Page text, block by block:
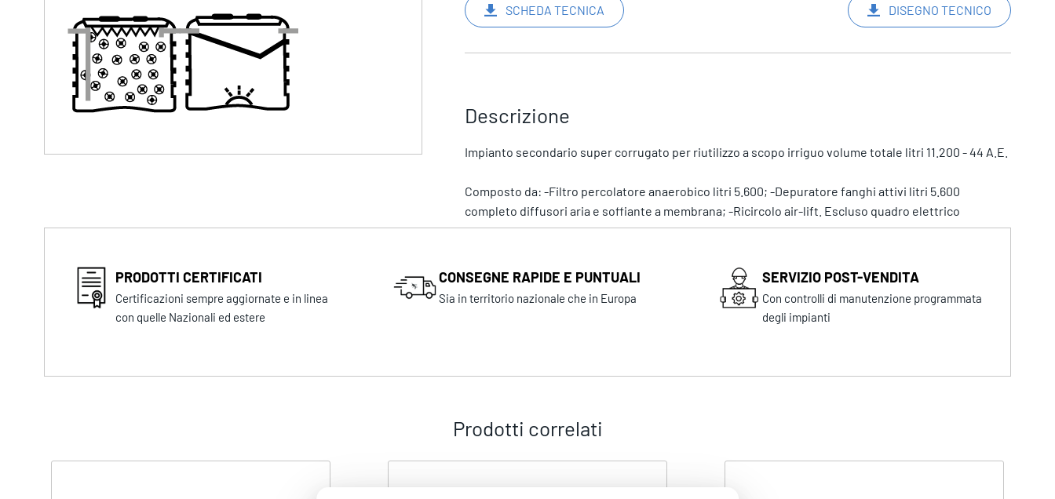
SCHEDA TECNICA DISEGNO TECNICO
Descrizione
Impianto secondario super corrugato per riutilizzo a scopo irriguo volume totale litri 11.200 - 44 A.E.
Composto da: -Filtro percolatore anaerobico litri 5.600; -Depuratore fanghi attivi litri 5.600
completo diffusori aria e soffiante a membrana; -Ricircolo air-lift. Escluso quadro elettrico
PRODOTTI CERTIFICATI
Certificazioni sempre aggiornate e in linea
con quelle Nazionali ed estere
CONSEGNE RAPIDE E PUNTUALI
Sia in territorio nazionale che in Europa
SERVIZIO POST-VENDITA
Con controlli di manutenzione programmata
degli impianti
Prodotti correlati